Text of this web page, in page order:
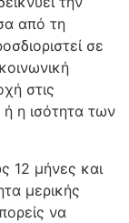
από τη
σε
στις
ή η ισότητα των
12 μήνες και
μερικής
να